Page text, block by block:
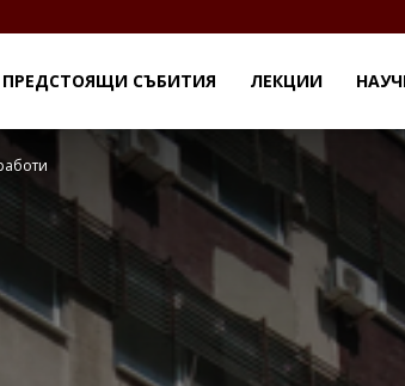
ПРЕДСТОЯЩИ СЪБИТИЯ ЛЕКЦИИ